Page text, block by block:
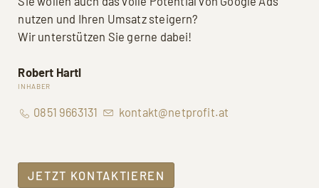
nutzen und Ihren Umsatz steigern?
Wir unterstützen Sie gerne dabei!
Robert Hartl
INHABER
0851 9663131 kontakt@netprofit.at
JETZT KONTAKTIEREN